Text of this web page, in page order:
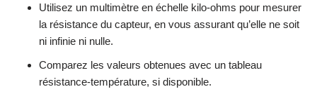
Utilisez un multimètre en échelle kilo-ohms pour mesurer
la résistance du capteur, en vous assurant qu’elle ne soit
ni infinie ni nulle.
Comparez les valeurs obtenues avec un tableau
résistance-température, si disponible.